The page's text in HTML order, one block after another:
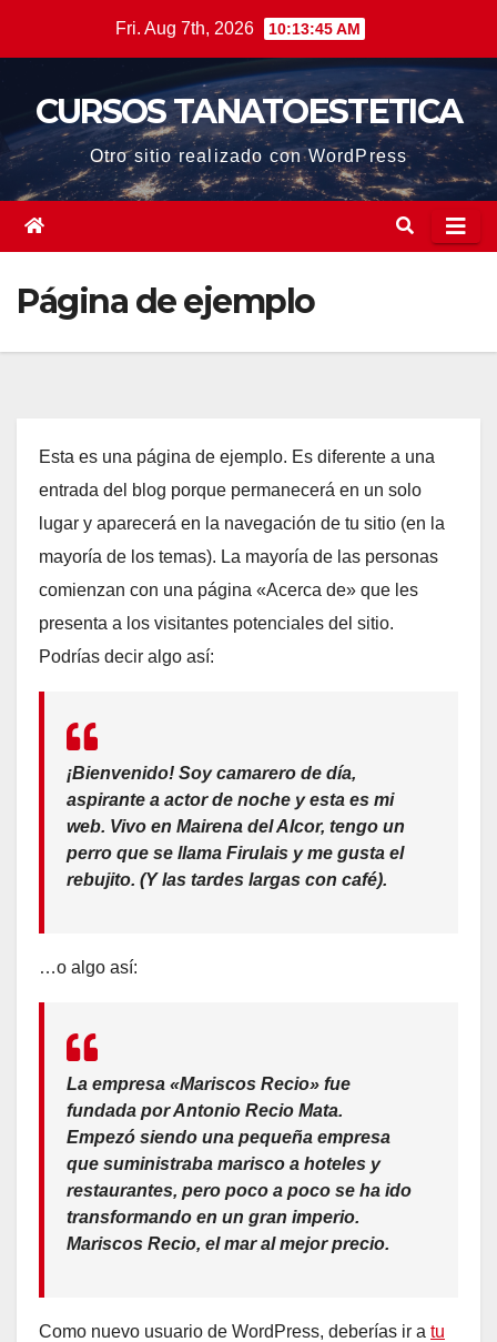
Fri. Aug 7th, 2026 10:13:45 AM
CURSOS TANATOESTETICA
Otro sitio realizado con WordPress
Página de ejemplo
Esta es una página de ejemplo. Es diferente a una
entrada del blog porque permanecerá en un solo
lugar y aparecerá en la navegación de tu sitio (en la
mayoría de los temas). La mayoría de las personas
comienzan con una página «Acerca de» que les
presenta a los visitantes potenciales del sitio.
Podrías decir algo así:
¡Bienvenido! Soy camarero de día,
aspirante a actor de noche y esta es mi
web. Vivo en Mairena del Alcor, tengo un
perro que se llama Firulais y me gusta el
rebujito. (Y las tardes largas con café).
…o algo así:
La empresa «Mariscos Recio» fue
fundada por Antonio Recio Mata.
Empezó siendo una pequeña empresa
que suministraba marisco a hoteles y
restaurantes, pero poco a poco se ha ido
transformando en un gran imperio.
Mariscos Recio, el mar al mejor precio.
Como nuevo usuario de WordPress, deberías ir a tu